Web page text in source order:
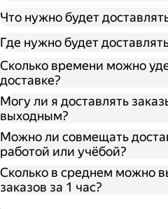
Через парк;
Через парк как
Как самозанятый;
Что нужно будет
Где нужно будет
Сколько времени можно
доставке?
Могу ли я доставлять
выходным?
Можно ли совмещать
работой или учёбой?
Сколько в среднем можно
заказов за 1 час?